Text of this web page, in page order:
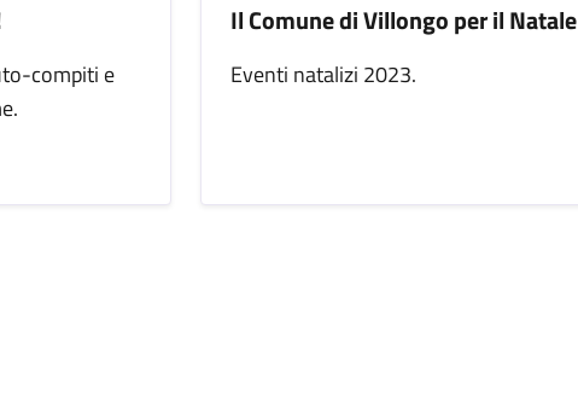
compiti e
Il Comune di Villongo per il Natale
Eventi natalizi 2023.